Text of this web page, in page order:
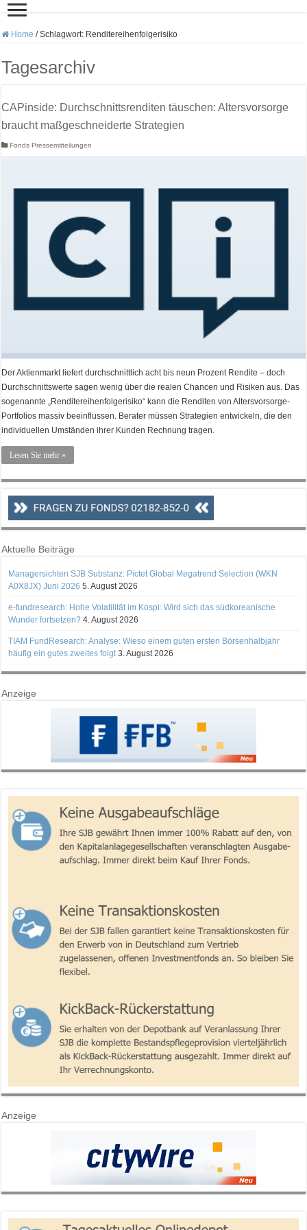
Home / Schlagwort: Renditereihenfolgerisiko
Tagesarchiv
CAPinside: Durchschnittsrenditen täuschen: Altersvorsorge
braucht maßgeschneiderte Strategien
Fonds Pressemitteilungen
Der Aktienmarkt liefert durchschnittlich acht bis neun Prozent Rendite – doch
Durchschnittswerte sagen wenig über die realen Chancen und Risiken aus. Das
sogenannte „Renditereihenfolgerisiko“ kann die Renditen von Altersvorsorge-
Portfolios massiv beeinflussen. Berater müssen Strategien entwickeln, die den
individuellen Umständen ihrer Kunden Rechnung tragen.
Lesen Sie mehr »
Aktuelle Beiträge
Managersichten SJB Substanz: Pictet Global Megatrend Selection (WKN
A0X8JX) Juni 2026 5. August 2026
e-fundresearch: Hohe Volatilität im Kospi: Wird sich das südkoreanische
Wunder fortsetzen? 4. August 2026
TIAM FundResearch: Analyse: Wieso einem guten ersten Börsenhalbjahr
häufig ein gutes zweites folgt 3. August 2026
Anzeige
Anzeige